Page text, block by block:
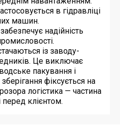
в гідравліці
машин.
надійність
із заводу-
Це виключає
пакування і
фіксується на
логістика — частина
перед клієнтом.